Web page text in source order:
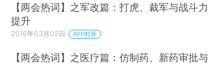
【两会热词】之军改篇：打虎、裁军与战斗力
提升
2016年03月02日 APP打开
【两会热词】之医疗篇：仿制药、新药审批与